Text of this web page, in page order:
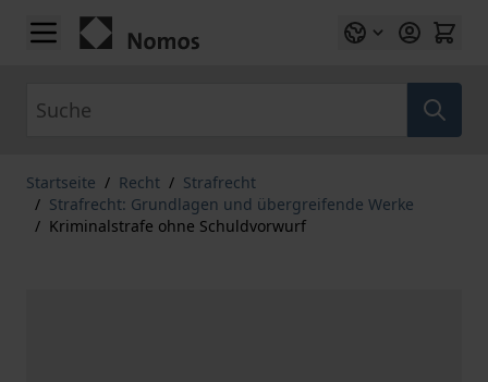
Zum Inhalt springen
Startseite / Recht / Strafrecht
/ Strafrecht: Grundlagen und übergreifende Werke
/ Kriminalstrafe ohne Schuldvorwurf